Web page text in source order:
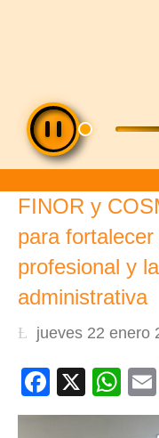
FINOR y
para
profesional y
administrativa
jueves 22 enero
X